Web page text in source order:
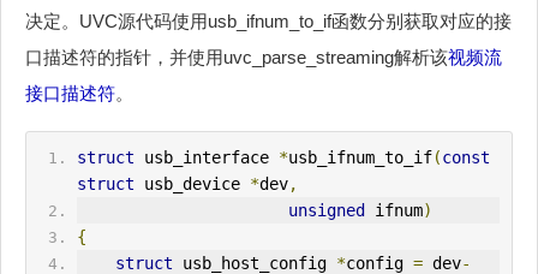
决定。UVC源代码使用usb_ifnum_to_if函数分别获取对应的接
口描述符的指针，并使用uvc_parse_streaming解析该视频流
接口描述符。
struct usb_interface *usb_ifnum_to_if(const
struct usb_device *dev,
unsigned
ifnum)
{
struct usb_host_config *config = dev-